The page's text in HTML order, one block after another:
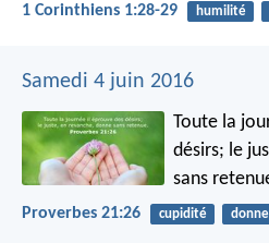
1 Corinthiens 1:28-29 humilité
Samedi 4 juin 2016
Toute la
désirs; le
sans
Proverbes 21:26 cupidité